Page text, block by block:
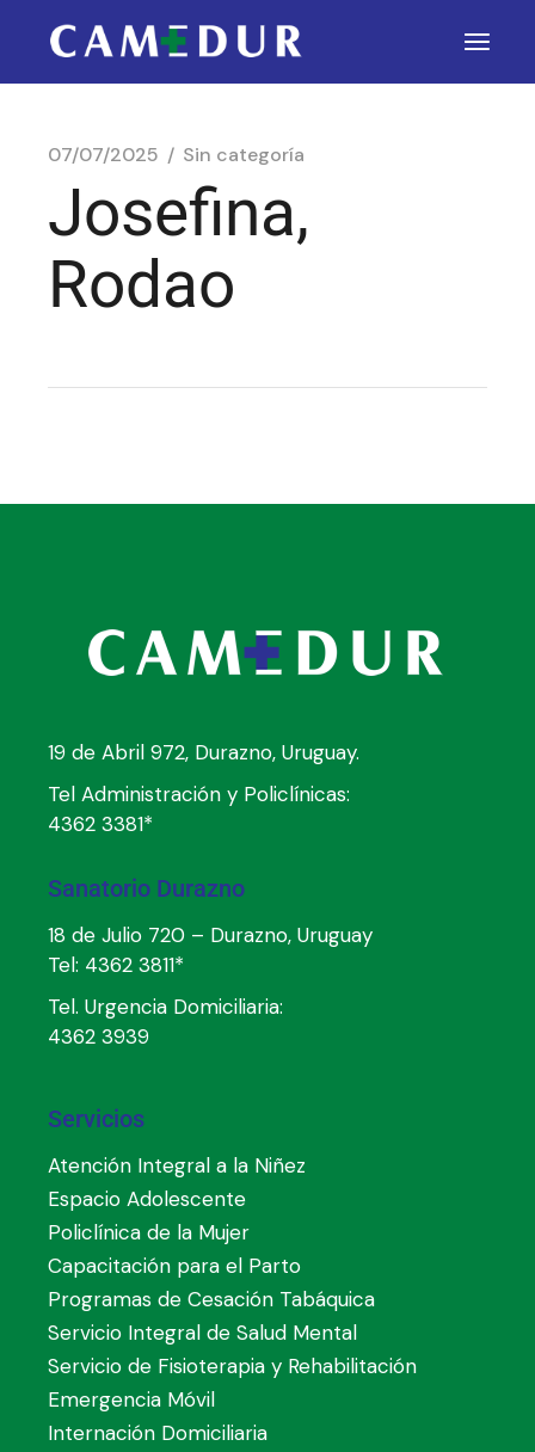
07/07/2025 Sin categoría
Josefina,
Rodao
19 de Abril 972, Durazno, Uruguay.
Tel Administración y Policlínicas:
4362 3381*
Sanatorio Durazno
18 de Julio 720 – Durazno, Uruguay
Tel: 4362 3811*
Tel. Urgencia Domiciliaria:
4362 3939
Servicios
Atención Integral a la Niñez
Espacio Adolescente
Policlínica de la Mujer
Capacitación para el Parto
Programas de Cesación Tabáquica
Servicio Integral de Salud Mental
Servicio de Fisioterapia y Rehabilitación
Emergencia Móvil
Internación Domiciliaria